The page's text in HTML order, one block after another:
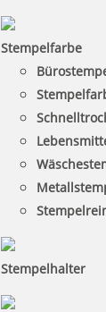
Stempelfarbe
Stempelhalter